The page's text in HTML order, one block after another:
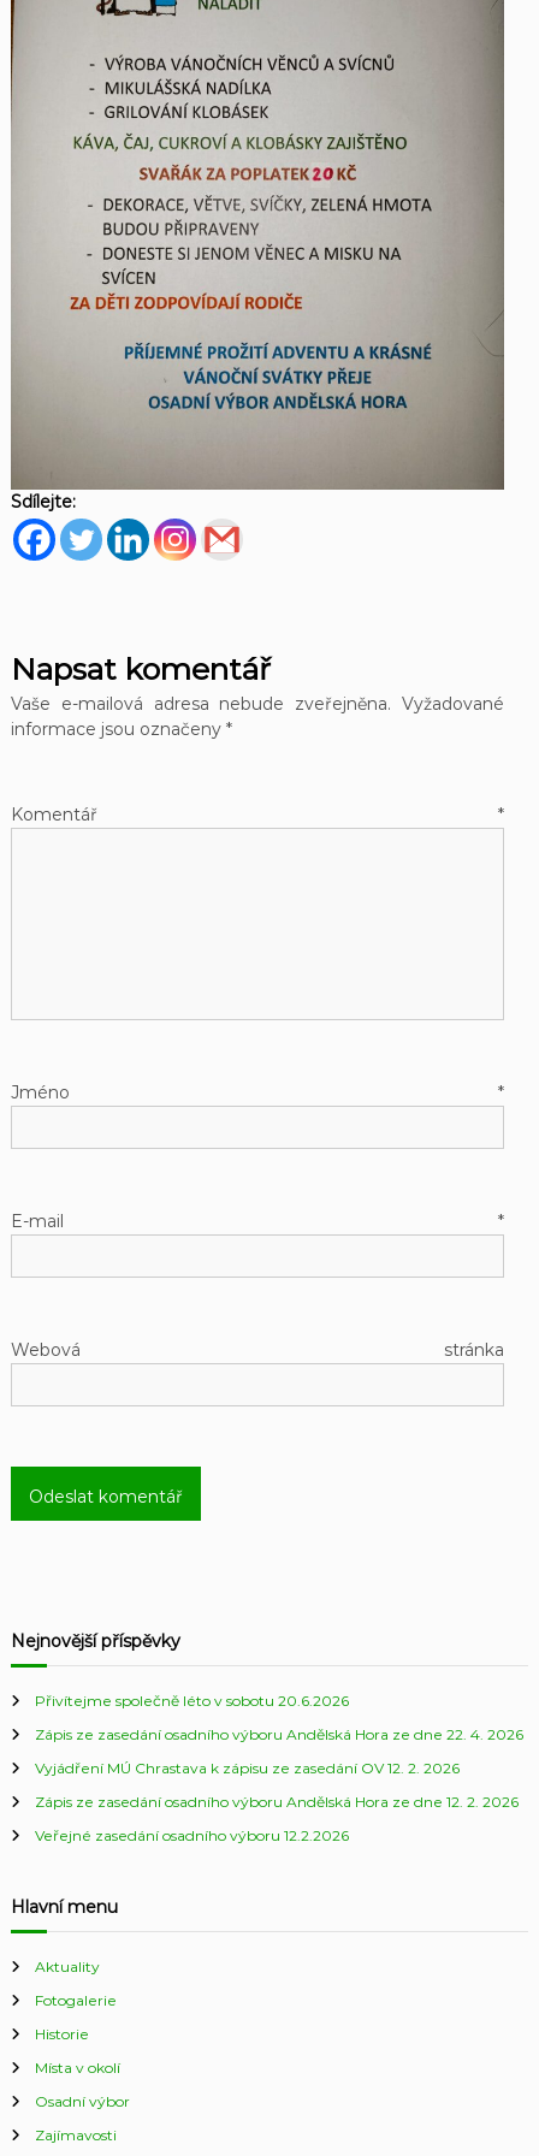
Sdílejte:
Napsat komentář
Vaše e-mailová adresa nebude zveřejněna. Vyžadované
informace jsou označeny *
Komentář*
Jméno*
E-mail*
Webová stránka
Nejnovější příspěvky
Přivítejme společně léto v sobotu 20.6.2026
Zápis ze zasedání osadního výboru Andělská Hora ze dne 22. 4. 2026
Vyjádření MÚ Chrastava k zápisu ze zasedání OV 12. 2. 2026
Zápis ze zasedání osadního výboru Andělská Hora ze dne 12. 2. 2026
Veřejné zasedání osadního výboru 12.2.2026
Hlavní menu
Aktuality
Fotogalerie
Historie
Místa v okolí
Osadní výbor
Zajímavosti